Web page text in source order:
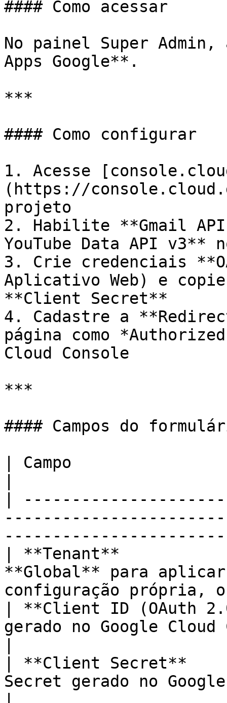
#### Como acessar
No painel Super Admin,
Apps Google**.
***
#### Como configurar
1. Acesse
(https://
projeto
2. Habilite **Gmail API
YouTube Data API v3**
3. Crie credenciais
Aplicativo Web) e
**Client Secret**
4. Cadastre a
página como
Cloud Console
***
#### Campos do
| Campo
|
| **Tenant**
**Global** para
configuração própria,
| **Client ID
gerado no Google Cloud
| **Client
Secret gerado no